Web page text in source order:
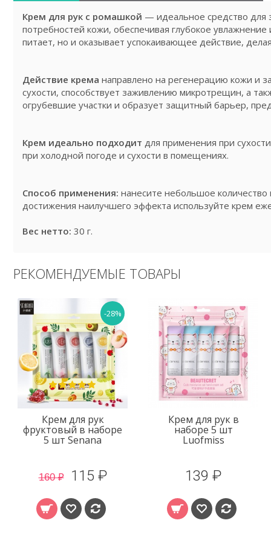
Крем для рук с ромашкой — идеальное средство для
потребностей кожи, обеспечивая глубокое
питает, но и оказывает успокаивающее действие,
Действие крема направлено на регенерацию кожи и
сухости, способствует заживлению микротрещин, а
огрубевшие участки и образует защитный барьер,
Крем идеально подходит для применения при
при холодной погоде и сухости в помещениях.
Способ применения: нанесите небольшое количество
достижения наилучшего эффекта используйте крем
Вес нетто: 30 г.
РЕКОМЕНДУЕМЫЕ ТОВАРЫ
-28%
Крем для рук
фруктовый в наборе
5 шт Senana
160 ₽ 115 ₽
Крем для рук в
наборе 5 шт
Luofmiss
139 ₽